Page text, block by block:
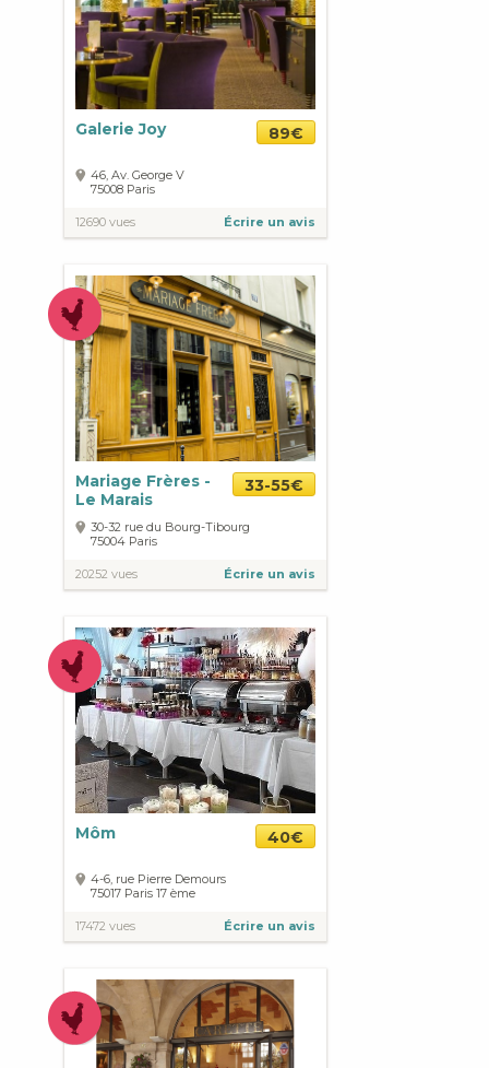
Galerie Joy 89€
46, Av. George V
75008 Paris
12690 vues Écrire un avis
Mariage Frères -
Le Marais
33-55€
30-32 rue du Bourg-Tibourg
75004 Paris
20252 vues Écrire un avis
Môm 40€
4-6, rue Pierre Demours
75017 Paris 17 ème
17472 vues Écrire un avis